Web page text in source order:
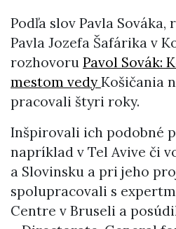
Podľa slov Pavla
Pavla Jozefa Šafárika v
rozhovoru Pavol Sovák:
mestom vedyKošičania
pracovali štyri roky.
Inšpirovali ich podobné
napríklad v Tel Avive či
a Slovinsku a pri jeho
spolupracovali s
Centre v Bruseli a